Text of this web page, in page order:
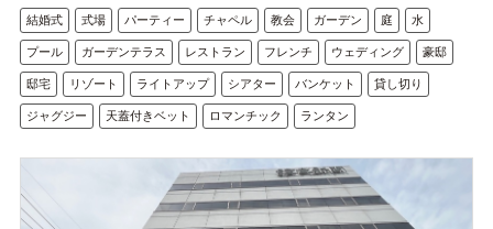
結婚式 式場 パーティー チャペル 教会 ガーデン 庭 水
プール ガーデンテラス レストラン フレンチ ウェディング 豪邸
邸宅 リゾート ライトアップ シアター バンケット 貸し切り
ジャグジー 天蓋付きベット ロマンチック ランタン